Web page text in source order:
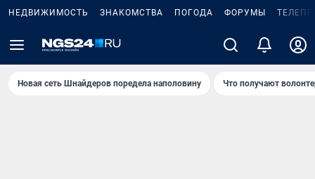
НЕДВИЖИМОСТЬ ЗНАКОМСТВА ПОГОДА ФОРУМЫ
Новая сеть Шнайдеров поредела наполовину Что получают